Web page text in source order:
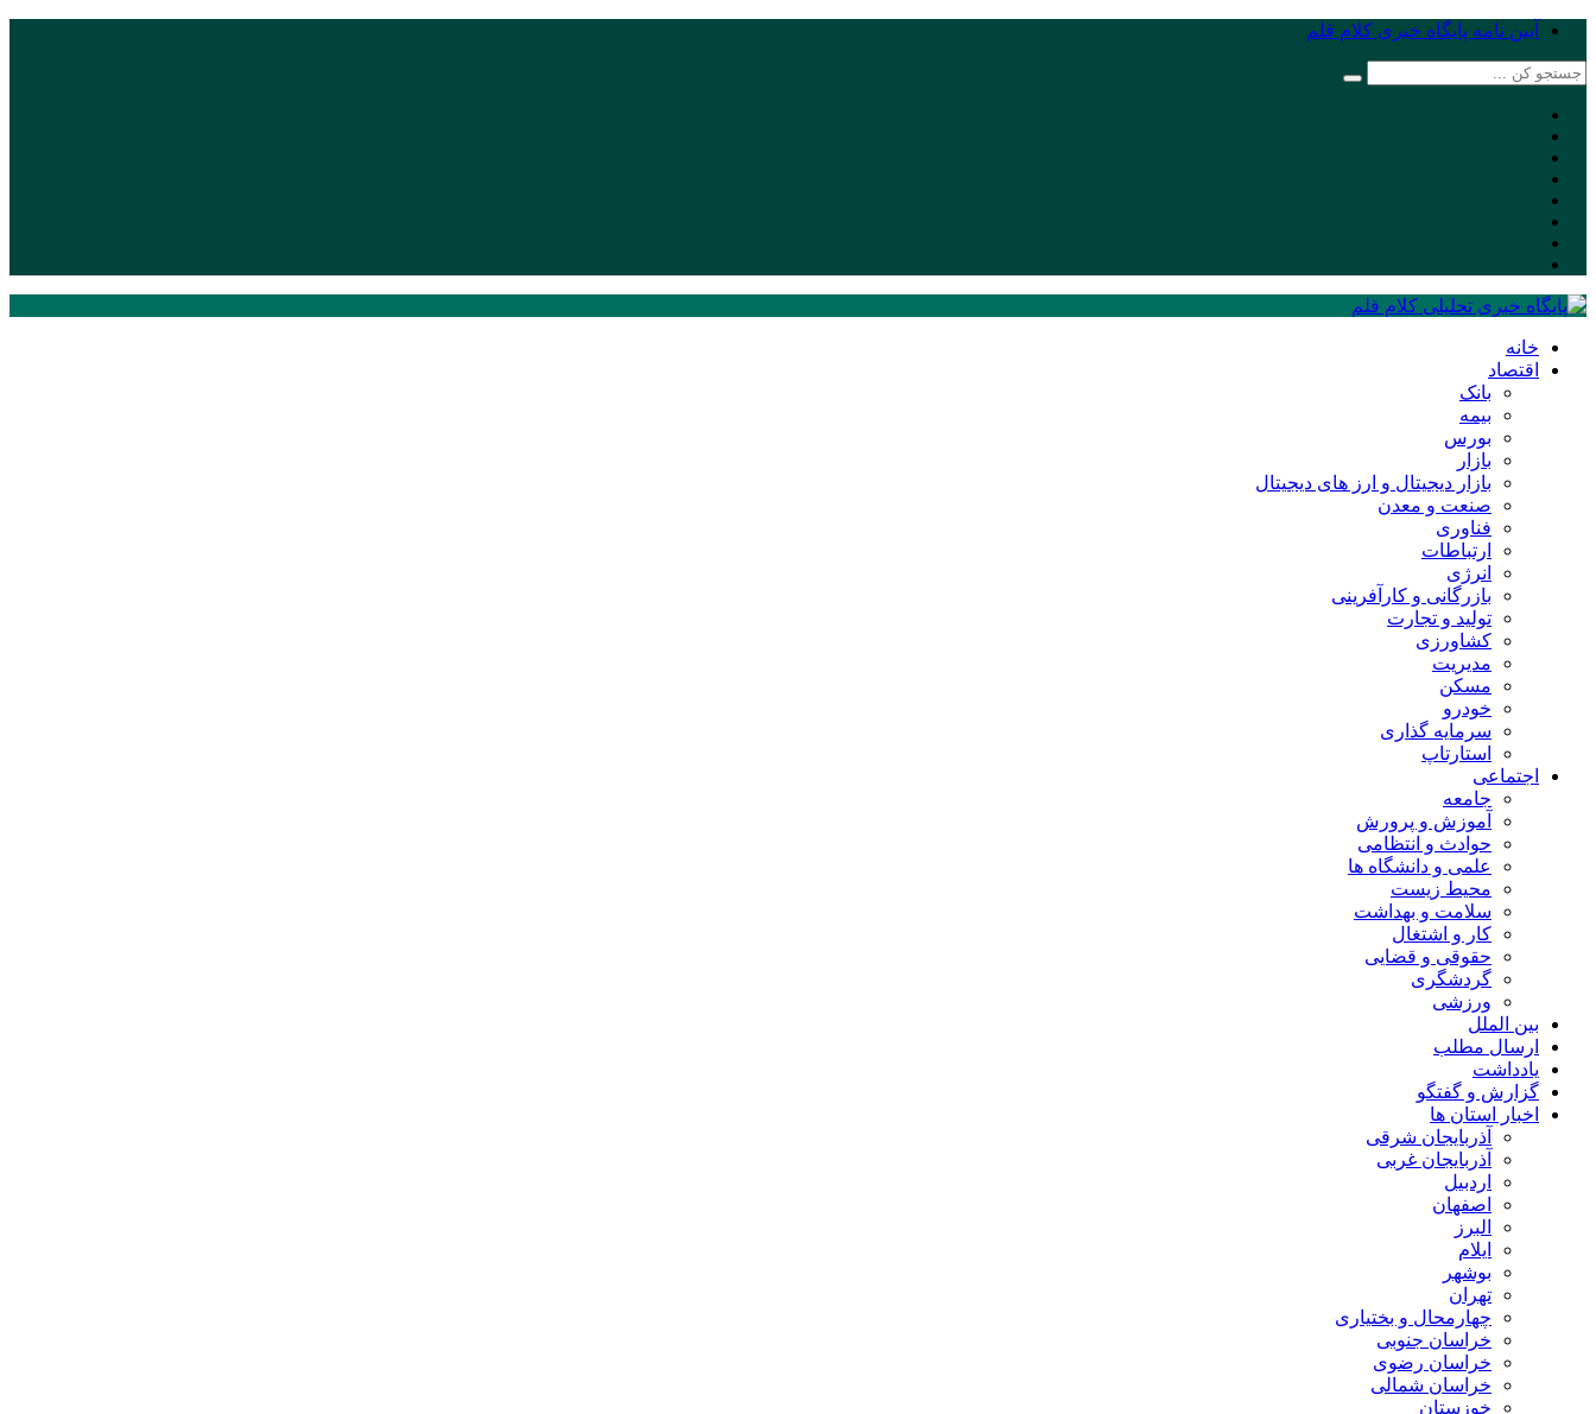
آیین نامه پایگاه خبری کلام قلم
خانه
اقتصاد
بانک
بیمه
بورس
بازار
بازار دیجیتال و ارز های دیجیتال
صنعت و معدن
فناوری
ارتباطات
انرژی
بازرگانی و کارآفرینی
تولید و تجارت
کشاورزی
مدیریت
مسکن
خودرو
سرمایه گذاری
استارتاپ
اجتماعی
جامعه
آموزش و پرورش
حوادث و انتظامی
علمی و دانشگاه ها
محیط زیست
سلامت و بهداشت
کار و اشتغال
حقوقی و قضایی
گردشگری
ورزشی
بین الملل
ارسال مطلب
یادداشت
گزارش و گفتگو
اخبار استان ها
آذربایجان شرقی
آذربایجان غربی
اردبیل
اصفهان
البرز
ایلام
بوشهر
تهران
چهارمحال و بختیاری
خراسان جنوبی
خراسان رضوی
خراسان شمالی
خوزستان